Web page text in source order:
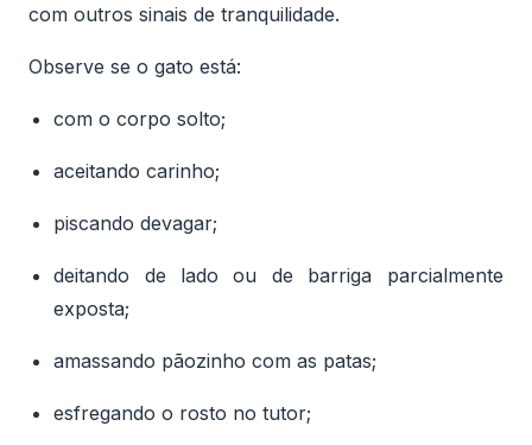
com outros sinais de tranquilidade.
Observe se o gato está:
com o corpo solto;
aceitando carinho;
piscando devagar;
deitando de lado ou de barriga parcialmente
exposta;
amassando pãozinho com as patas;
esfregando o rosto no tutor;